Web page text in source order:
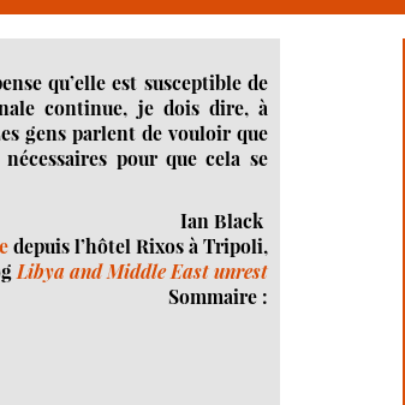
qu’elle est susceptible de
continue, je dois dire, à
gens parlent de vouloir que
pour que cela se
Ian Black
depuis l’hôtel Rixos à Tripoli,
Libya and Middle East unrest
Sommaire :